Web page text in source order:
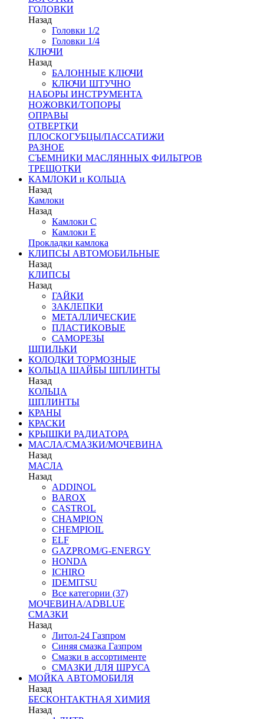
ГОЛОВКИ
Назад
Головки 1/2
Головки 1/4
КЛЮЧИ
Назад
БАЛОННЫЕ КЛЮЧИ
КЛЮЧИ ШТУЧНО
НАБОРЫ ИНСТРУМЕНТА
НОЖОВКИ/ТОПОРЫ
ОПРАВЫ
ОТВЕРТКИ
ПЛОСКОГУБЦЫ/ПАССАТИЖИ
РАЗНОЕ
СЪЕМНИКИ МАСЛЯННЫХ ФИЛЬТРОВ
ТРЕЩОТКИ
КАМЛОКИ и КОЛЬЦА
Назад
Камлоки
Назад
Камлоки C
Камлоки Е
Прокладки камлока
КЛИПСЫ АВТОМОБИЛЬНЫЕ
Назад
КЛИПСЫ
Назад
ГАЙКИ
ЗАКЛЕПКИ
МЕТАЛЛИЧЕСКИЕ
ПЛАСТИКОВЫЕ
САМОРЕЗЫ
ШПИЛЬКИ
КОЛОДКИ ТОРМОЗНЫЕ
КОЛЬЦА ШАЙБЫ ШПЛИНТЫ
Назад
КОЛЬЦА
ШПЛИНТЫ
КРАНЫ
КРАСКИ
КРЫШКИ РАДИАТОРА
МАСЛА/СМАЗКИ/МОЧЕВИНА
Назад
МАСЛА
Назад
ADDINOL
BAROX
CASTROL
CHAMPION
CHEMPIOIL
ELF
GAZPROM/G-ENERGY
HONDA
ICHIRO
IDEMITSU
Все категории (37)
МОЧЕВИНА/ADBLUE
СМАЗКИ
Назад
Литол-24 Газпром
Синяя смазка Газпром
Смазки в ассортименте
СМАЗКИ ДЛЯ ШРУСА
МОЙКА АВТОМОБИЛЯ
Назад
БЕСКОНТАКТНАЯ ХИМИЯ
Назад